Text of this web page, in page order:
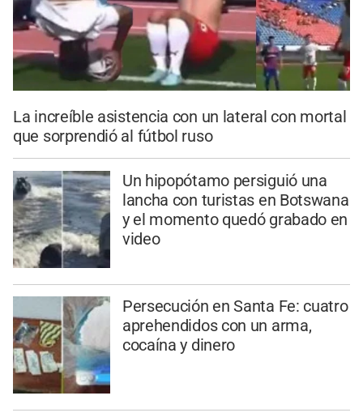
La increíble asistencia con un lateral con mortal
que sorprendió al fútbol ruso
Un hipopótamo persiguió una
lancha con turistas en Botswana
y el momento quedó grabado en
video
Persecución en Santa Fe: cuatro
aprehendidos con un arma,
cocaína y dinero